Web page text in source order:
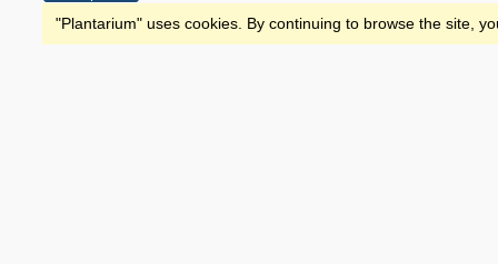
"Plantarium" uses cookies. By continuing to browse the site,